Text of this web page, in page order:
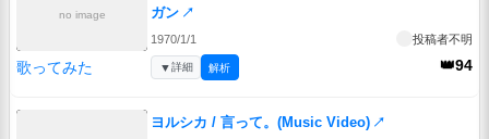
no image
ガン ↗
1970/1/1 投稿者不明
歌ってみた 👑94
▼詳細 解析
ヨルシカ / 言って。(Music Video) ↗